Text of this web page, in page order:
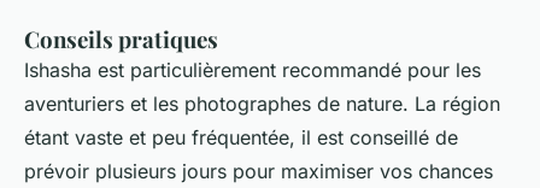
Conseils pratiques
Ishasha est particulièrement recommandé pour les
aventuriers et les photographes de nature. La région
étant vaste et peu fréquentée, il est conseillé de
prévoir plusieurs jours pour maximiser vos chances